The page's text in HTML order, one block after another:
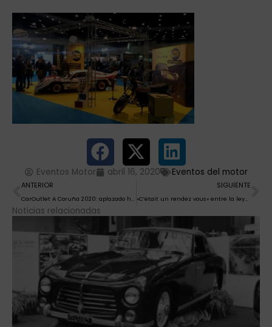
Eventos Motor abril 16, 2020 Eventos del motor
Ant
ANTERIOR SIGUIENTE
«C’etait un rendez vous» entre la leyenda urbana y el film de culto
Noticias relacionadas